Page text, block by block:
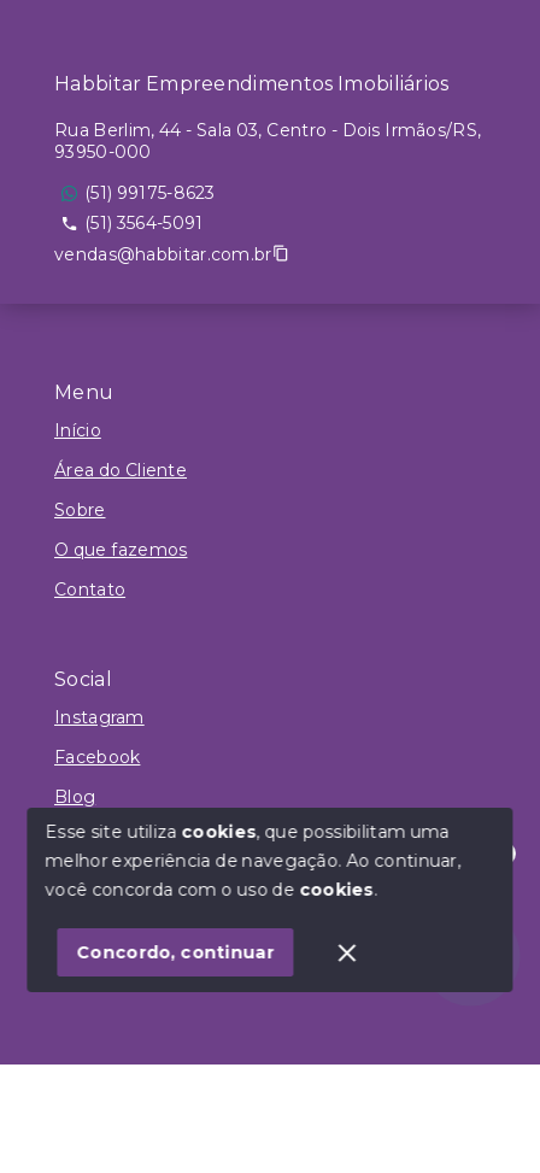
Olá! Estamos disponíveis para te ajudar.
Menu
Início
Área do Cliente
Sobre
O que fazemos
Contato
Social
Instagram
Facebook
Blog
© Copyright 2026 - Habbitar Empreendimentos
SITE PARA IMOBILIARIA
Habbitar Empreendimentos Imobiliários
Rua Berlim, 44 - Sala 03, Centro - Dois Irmãos/RS,
93950-000
(51) 99175-8623
(51) 3564-5091
vendas@habbitar.com.br
Esse site utiliza cookies, que possibilitam uma
melhor experiência de navegação.Ao continuar,
você concorda com o uso de cookies.
Concordo, continuar